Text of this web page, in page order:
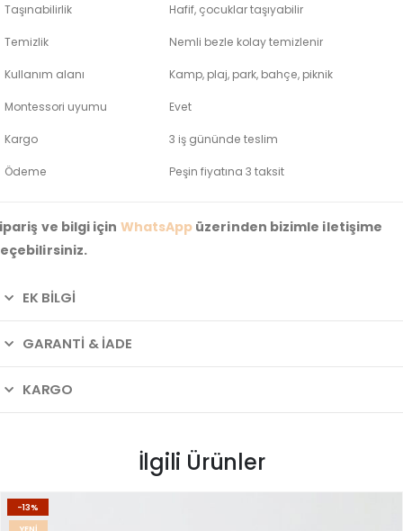
Taşınabilirlik Hafif, çocuklar taşıyabilir
Temizlik Nemli bezle kolay temizlenir
Kullanım alanı Kamp, plaj, park, bahçe, piknik
Montessori uyumu Evet
Kargo 3 iş gününde teslim
Ödeme Peşin fiyatına 3 taksit
ve bilgi için WhatsApp üzerinden bizimle iletişime
EK BILGI
GARANTI & İADE
KARGO
İlgili Ürünler
-13%